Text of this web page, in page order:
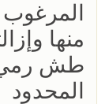
منها
طش رمي
المحدود